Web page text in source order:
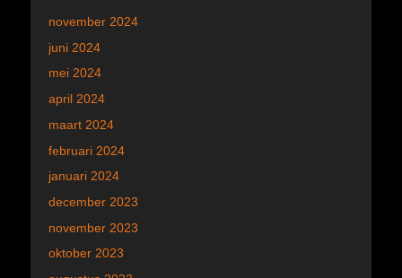
november 2024
juni 2024
mei 2024
april 2024
maart 2024
februari 2024
januari 2024
december 2023
november 2023
oktober 2023